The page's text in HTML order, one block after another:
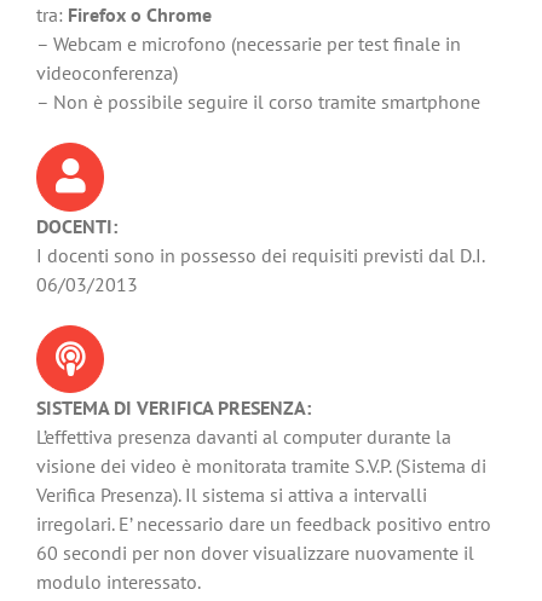
tra: Firefox o Chrome
– Webcam e microfono (necessarie per test finale in
videoconferenza)
– Non è possibile seguire il corso tramite smartphone
DOCENTI:
I docenti sono in possesso dei requisiti previsti dal D.I.
06/03/2013
SISTEMA DI VERIFICA PRESENZA:
L’effettiva presenza davanti al computer durante la
visione dei video è monitorata tramite S.V.P. (Sistema di
Verifica Presenza). Il sistema si attiva a intervalli
irregolari. E’ necessario dare un feedback positivo entro
60 secondi per non dover visualizzare nuovamente il
modulo interessato.